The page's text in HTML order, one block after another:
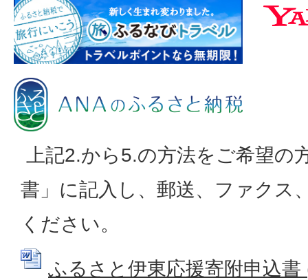
上記2.から5.の方法をご希望の
書」に記入し、郵送、ファクス
ください。
ふるさと伊東応援寄附申込